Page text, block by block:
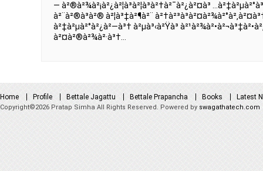
— à²®à²¾à²¡à²¿à²¦à³à²¦à³à²†à²¯à²¿à²¤à³
à²¨à²®à³à²® à²¦à³‡à²¶à²¨
à²‡à²µà²°à²¿à²—à³† à²µà³‹à²Ÿà³
à²¤à²®à²¾à²·à³†…
Home Profile Bettale Jagattu Bettale Prapancha Books Latest
Copyright©2026 Pratap Simha All Rights Reserved. Powered by swagathatech.com